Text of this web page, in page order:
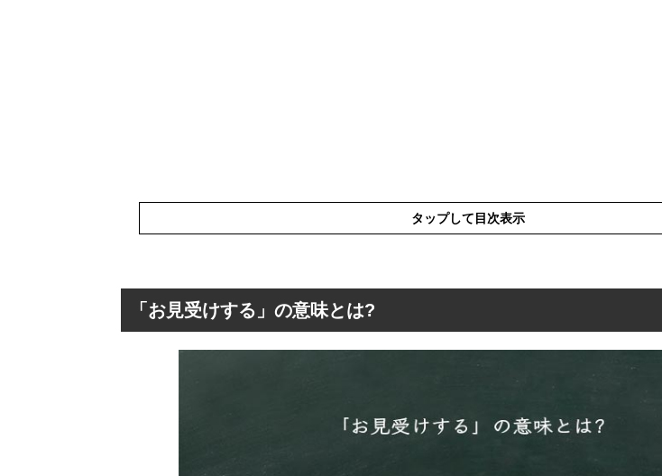
タップして目次表示
「お見受けする」の読み方
「お見受けする」の意味とは?